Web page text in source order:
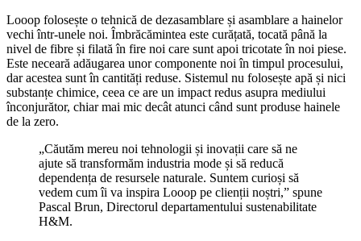
Looop folosește o tehnică de dezasamblare și asamblare a hainelor
vechi într-unele noi. Îmbrăcămintea este curățată, tocată până la
nivel de fibre și filată în fire noi care sunt apoi tricotate în noi piese.
Este neceară adăugarea unor componente noi în timpul procesului,
dar acestea sunt în cantități reduse. Sistemul nu folosește apă și nici
substanțe chimice, ceea ce are un impact redus asupra mediului
înconjurător, chiar mai mic decât atunci când sunt produse hainele
de la zero.
„Căutăm mereu noi tehnologii și inovații care să ne
ajute să transformăm industria mode și să reducă
dependența de resursele naturale. Suntem curioși să
vedem cum îi va inspira Looop pe clienții noștri,” spune
Pascal Brun, Directorul departamentului sustenabilitate
H&M.